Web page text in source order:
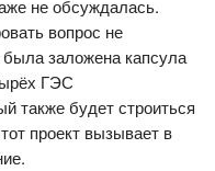
не обсуждалась.
вопрос не
заложена капсула
ГЭС
также будет строиться
проект вызывает в